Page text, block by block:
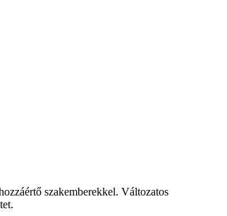
szakemberekkel. Változatos